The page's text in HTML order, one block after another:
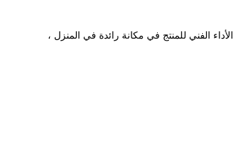
بعد الطلاء بالمحفزات ، يتم تطبيق هذا المنتج في المحول الحفاز لمركبة الديزل لتحفيز وتحويل وتنقية العادم ، مما يجعل عادم السيارة يصل إلى معايير Euro IV و Euro V. الأداء الفني للمنتج في مكانة رائدة في المنزل ،